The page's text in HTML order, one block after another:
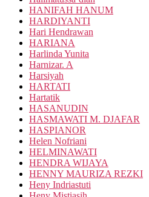
HANIFAH HANUM
HARDIYANTI
Hari Hendrawan
HARIANA
Harlinda Yunita
Harnizar. A
Harsiyah
HARTATI
Hartatik
HASANUDIN
HASMAWATI M. DJAFAR
HASPIANOR
Helen Nofriani
HELMINAWATI
HENDRA WIJAYA
HENNY MAURIZA REZKI
Heny Indriastuti